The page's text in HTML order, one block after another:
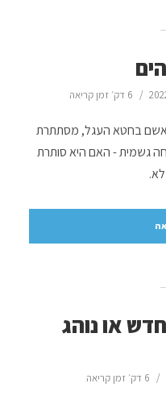
6 דק׳ זמן קריאה
אשם בחטא העגל, מסתתרת
גשמית - האם היא סותרת
או נוהג
6 דק׳ זמן קריאה